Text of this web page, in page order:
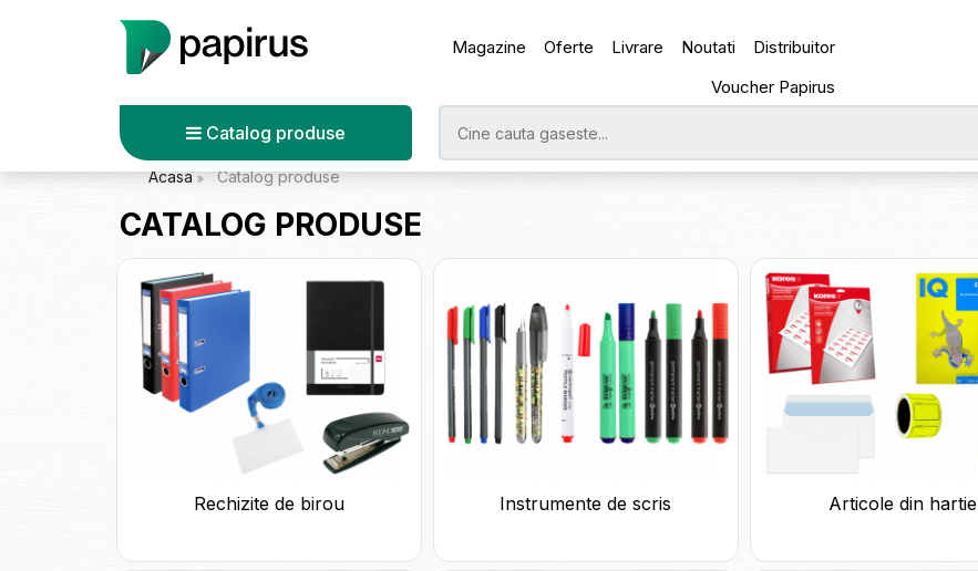
Magazine Oferte Livrare Noutati
Distribuitor
Voucher Papirus
Catalog produse
Acasa Catalog produse
CATALOG PRODUSE
Rechizite de birou Instrumente de scris Articole din hartie